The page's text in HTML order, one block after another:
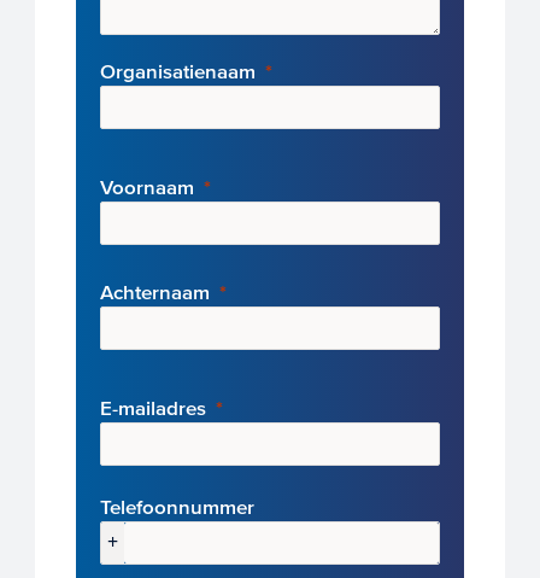
Organisatienaam
Voornaam
Achternaam
E-mailadres
Telefoonnummer
+